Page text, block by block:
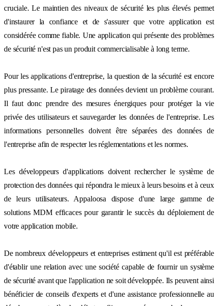
cruciale. Le maintien des niveaux de sécurité les plus élevés permet
d'instaurer la confiance et de s'assurer que votre application est
considérée comme fiable. Une application qui présente des problèmes
de sécurité n'est pas un produit commercialisable à long terme.
Pour les applications d'entreprise, la question de la sécurité est encore
plus pressante. Le piratage des données devient un problème courant.
Il faut donc prendre des mesures énergiques pour protéger la vie
privée des utilisateurs et sauvegarder les données de l'entreprise. Les
informations personnelles doivent être séparées des données de
l'entreprise afin de respecter les réglementations et les normes.
Les développeurs d'applications doivent rechercher le système de
protection des données qui répondra le mieux à leurs besoins et à ceux
de leurs utilisateurs. Appaloosa dispose d'une large gamme de
solutions MDM efficaces pour garantir le succès du déploiement de
votre application mobile.
De nombreux développeurs et entreprises estiment qu'il est préférable
d'établir une relation avec une société capable de fournir un système
de sécurité avant que l'application ne soit développée. Ils peuvent ainsi
bénéficier de conseils d'experts et d'une assistance professionnelle au